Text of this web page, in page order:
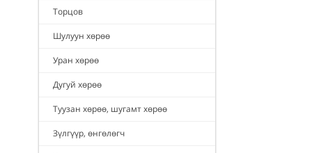
Торцов
Шулуун хөрөө
Уран хөрөө
Дугуй хөрөө
Туузан хөрөө, шугамт хөрөө
Зүлгүүр, өнгөлөгч